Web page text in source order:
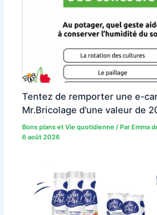
Tentez de remporter une e-
Mr.Bricolage d’une valeur de
Bons plans et Vie quotidienne / Par Emma
6 août 2026